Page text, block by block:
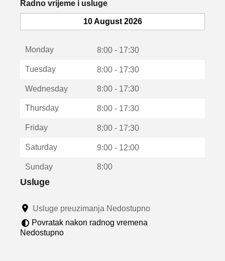
o
u
u
Radno vrijeme i usluge
10 August 2026
Monday 8:00 - 17:30
Tuesday 8:00 - 17:30
Wednesday 8:00 - 17:30
Thursday 8:00 - 17:30
Friday 8:00 - 17:30
Saturday 9:00 - 12:00
Sunday 8:00
Usluge
Usluge preuzimanja Nedostupno
Povratak nakon radnog vremena
Nedostupno